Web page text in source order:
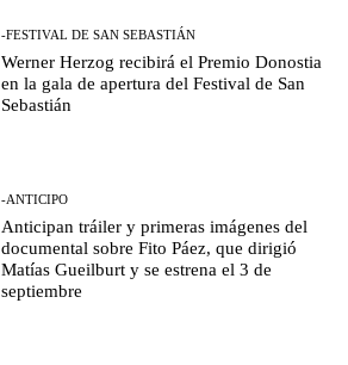
-FESTIVAL DE SAN SEBASTIÁN
Werner Herzog recibirá el Premio Donostia
en la gala de apertura del Festival de San
Sebastián
-ANTICIPO
Anticipan tráiler y primeras imágenes del
documental sobre Fito Páez, que dirigió
Matías Gueilburt y se estrena el 3 de
septiembre